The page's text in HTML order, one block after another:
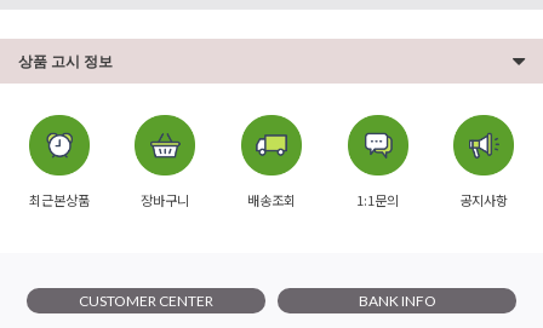
상품 고시 정보
최근본상품 장바구니 배송조회 1:1문의 공지사항
CUSTOMER CENTER BANK INFO